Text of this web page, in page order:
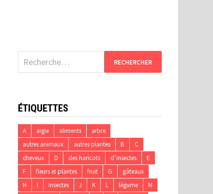
Rechercher :
ÉTIQUETTES
A aigle aliments
arbre
autres animaux
autres plantes B
C
cheveux
D des haricots d’insectes
E
F
fleurs et plantes fruit G
gâteaux
H
I Insectes J K L légume
M